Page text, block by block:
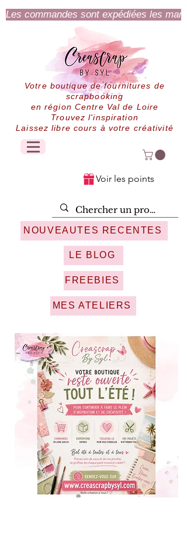
Les commandes sont expédiées les
Votre boutique de fournitures de
scrapbooking
en région Centre Val de Loire
Trouvez l'inspiration
Laissez libre cours à votre créativité
Voir les points
NOUVEAUTES RECENTES
LE BLOG
FREEBIES
MES ATELIERS